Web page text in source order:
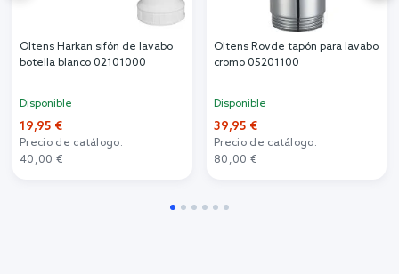
Oltens Harkan sifón de lavabo
botella blanco 02101000
Disponible
19,95 €
Precio de catálogo:
40,00 €
Oltens Rovde tapón para lavabo
cromo 05201100
Disponible
39,95 €
Precio de catálogo:
80,00 €